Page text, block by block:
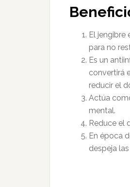
El jengibre
para no
Es un
convertirá
reducir el
Actúa
mental.
Reduce el
En época
despeja